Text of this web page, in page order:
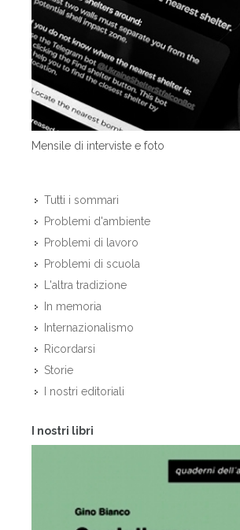
Mensile di interviste e foto
Tutti i sommari
Problemi d'ambiente
Problemi di lavoro
Problemi di scuola
L'altra tradizione
In memoria
Internazionalismo
Ricordarsi
Storie
I nostri editoriali
I nostri libri